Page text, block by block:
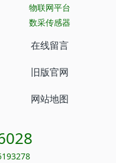
物联网平台
数采传感器
在线留言
旧版官网
网站地图